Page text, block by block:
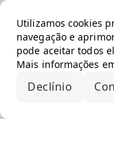
Utilizamos cookies
navegação e
pode aceitar todos
Mais informações
Declínio